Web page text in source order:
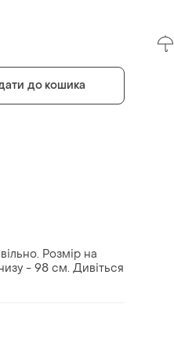
до кошика
Розмір на
- 98 см. Дивіться